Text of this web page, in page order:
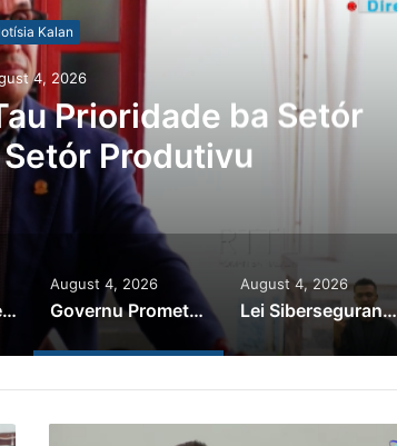
Kalan
4, 2026
Prioridade ba Setór
Produtivu
PR Horta Rekoñese Timoroan Sira Iha Diáspora Nia Kontribuisaun
August 4, 2026
Governu Promete Tau Prioridade ba Setór Minerais no Setór Produtivu
August 4, 2026
Lei Siberseguransa Ajuda Autoridade Polisiál Kaptura Autór Kriminozu ho Paradeiru Iha Estranjeiru